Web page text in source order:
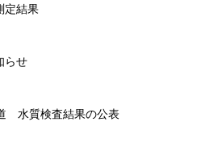
定結果
らせ
水質検査結果の公表